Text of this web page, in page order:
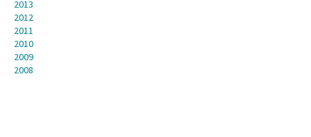
2013
2012
2011
2010
2009
2008